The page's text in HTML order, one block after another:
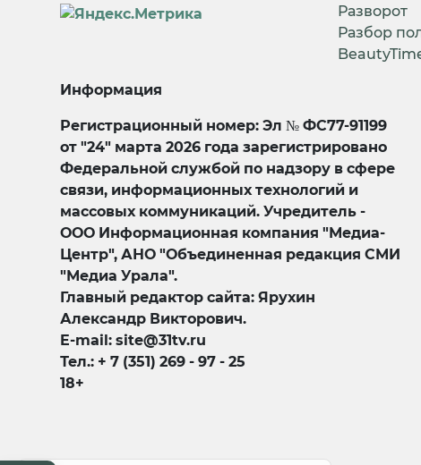
Разворот
Разбор
Информация
Регистрационный номер: Эл № ФС77-91199
от "24" марта 2026 года зарегистрировано
Федеральной службой по надзору в сфере
связи, информационных технологий и
массовых коммуникаций. Учредитель -
ООО Информационная компания "Медиа-
Центр", АНО "Объединенная редакция СМИ
"Медиа Урала".
Главный редактор сайта: Ярухин
Александр Викторович.
E-mail: site@31tv.ru
Тел.: + 7 (351) 269 - 97 - 25
18+